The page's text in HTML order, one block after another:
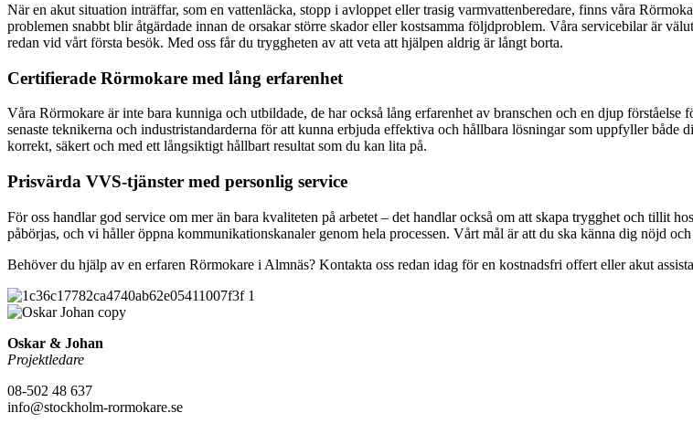
När en akut situation inträffar, som en vattenläcka, stopp i avloppet eller trasig varmvattenberedare, finns våra
problemen snabbt blir åtgärdade innan de orsakar större skador eller kostsamma följdproblem. Våra servicebilar är
redan vid vårt första besök. Med oss får du tryggheten av att veta att hjälpen aldrig är långt borta.
Certifierade Rörmokare med lång erfarenhet
Våra Rörmokare är inte bara kunniga och utbildade, de har också lång erfarenhet av branschen och en djup
senaste teknikerna och industristandarderna för att kunna erbjuda effektiva och hållbara lösningar som uppfyller
korrekt, säkert och med ett långsiktigt hållbart resultat som du kan lita på.
Prisvärda VVS-tjänster med personlig service
För oss handlar god service om mer än bara kvaliteten på arbetet – det handlar också om att skapa trygghet och tillit
påbörjas, och vi håller öppna kommunikationskanaler genom hela processen. Vårt mål är att du ska känna dig nöjd
Behöver du hjälp av en erfaren Rörmokare i Almnäs? Kontakta oss redan idag för en kostnadsfri offert eller akut
Oskar & Johan
Projektledare
08-502 48 637
info@stockholm-rormokare.se